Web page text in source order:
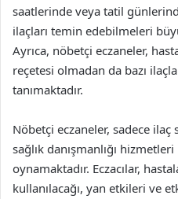
saatlerinde veya tatil
ilaçları temin edebilmeleri
Ayrıca, nöbetçi eczaneler,
reçetesi olmadan da bazı
tanımaktadır.
Nöbetçi eczaneler, sadece ilaç
sağlık danışmanlığı
oynamaktadır. Eczacılar,
kullanılacağı, yan etkileri ve